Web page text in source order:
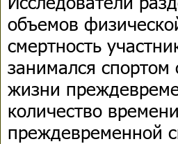
объемов
смертность
занимался спортом
жизни
количество
преждевременной